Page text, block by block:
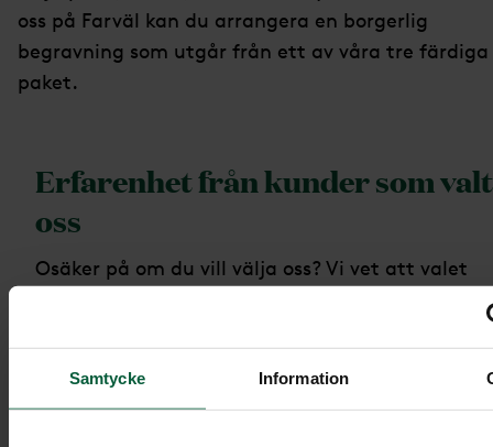
Samtycke Information
oss på Farväl kan du arrangera en borgerlig
begravning som utgår från ett av våra tre färdiga
paket.
Erfarenhet från kunder som valt
oss
Osäker på om du vill välja oss? Vi vet att valet
hela omdömet.